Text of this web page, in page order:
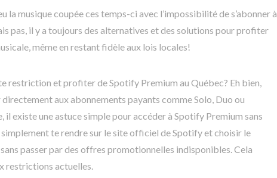
la musique coupée ces temps-ci avec l’impossibilité de s’abonner à
pas, il y a toujours des alternatives et des solutions pour profiter
même en restant fidèle aux lois locales!
restriction et profiter de Spotify Premium au Québec? Eh bien,
aux abonnements payants comme Solo, Duo ou
il existe une astuce simple pour accéder à Spotify Premium sans
te rendre sur le site officiel de Spotify et choisir le
passer par des offres promotionnelles indisponibles. Cela
restrictions actuelles.